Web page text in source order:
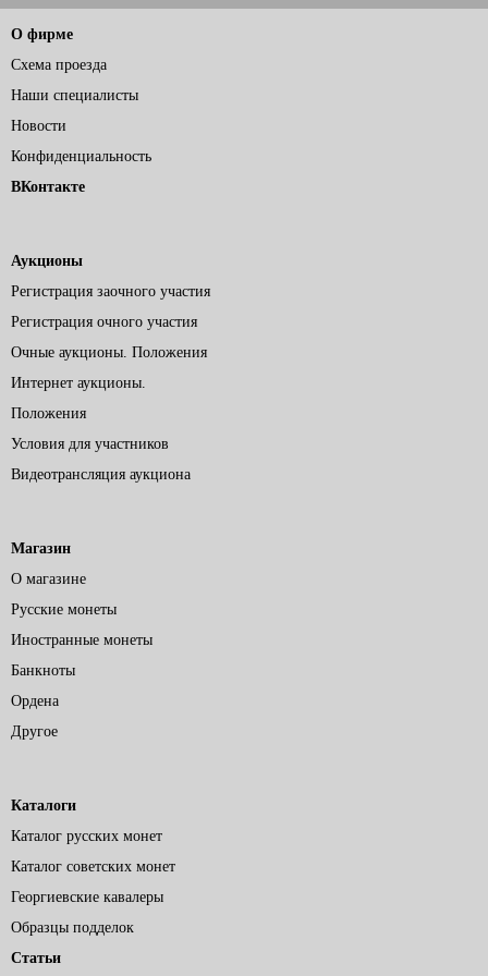
О фирме
Схема проезда
Наши специалисты
Новости
Конфиденциальность
ВКонтакте
Аукционы
Регистрация заочного участия
Регистрация очного участия
Очные аукционы. Положения
Интернет аукционы.
Положения
Условия для участников
Видеотрансляция аукциона
Магазин
О магазине
Русские монеты
Иностранные монеты
Банкноты
Ордена
Другое
Каталоги
Каталог русских монет
Каталог советских монет
Георгиевские кавалеры
Образцы подделок
Статьи